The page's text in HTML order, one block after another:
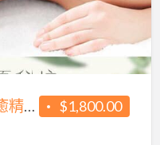
$1,800.00
美好的一天~就從能量療癒精油Spa開始~歡迎來到香緹薇SPA香氛美學館